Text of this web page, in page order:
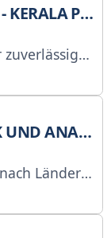
PSC
Sie Ihre Träume in Ziele. Machen Sie Ihre Anstrengungen zum Erfolg. (Ehemals PSC PDF Bank)
ANALYTIK
Werbung: @Social_Energy, Zeitplan und Preise: tg.seads.me